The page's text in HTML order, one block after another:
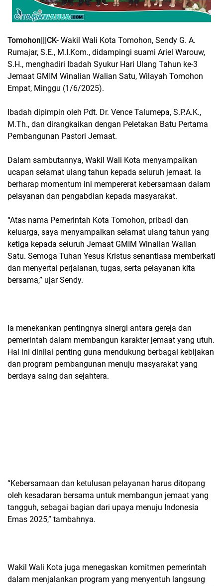
Tomohon|||CK- Wakil Wali Kota Tomohon, Sendy G. A.
Rumajar, S.E., M.I.Kom., didampingi suami Ariel Warouw,
S.H., menghadiri Ibadah Syukur Hari Ulang Tahun ke-3
Jemaat GMIM Winalian Walian Satu, Wilayah Tomohon
Empat, Minggu (1/6/2025).
Ibadah dipimpin oleh Pdt. Dr. Vence Talumepa, S.P.A.K.,
M.Th., dan dirangkaikan dengan Peletakan Batu Pertama
Pembangunan Pastori Jemaat.
Dalam sambutannya, Wakil Wali Kota menyampaikan
ucapan selamat ulang tahun kepada seluruh jemaat. Ia
berharap momentum ini mempererat kebersamaan dalam
pelayanan dan pengabdian kepada masyarakat.
“Atas nama Pemerintah Kota Tomohon, pribadi dan
keluarga, saya menyampaikan selamat ulang tahun yang
ketiga kepada seluruh Jemaat GMIM Winalian Walian
Satu. Semoga Tuhan Yesus Kristus senantiasa memberkati
dan menyertai perjalanan, tugas, serta pelayanan kita
bersama,” ujar Sendy.
Ia menekankan pentingnya sinergi antara gereja dan
pemerintah dalam membangun karakter jemaat yang utuh.
Hal ini dinilai penting guna mendukung berbagai kebijakan
dan program pembangunan menuju masyarakat yang
berdaya saing dan sejahtera.
“Kebersamaan dan ketulusan pelayanan harus ditopang
oleh kesadaran bersama untuk membangun jemaat yang
tangguh, sebagai bagian dari upaya menuju Indonesia
Emas 2025,” tambahnya.
Wakil Wali Kota juga menegaskan komitmen pemerintah
dalam menjalankan program yang menyentuh langsung